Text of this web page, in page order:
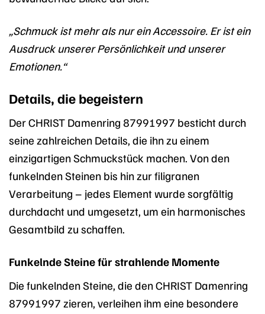
„Schmuck ist mehr als nur ein Accessoire. Er ist ein
Ausdruck unserer Persönlichkeit und unserer
Emotionen.“
Details, die begeistern
Der CHRIST Damenring 87991997 besticht durch
seine zahlreichen Details, die ihn zu einem
einzigartigen Schmuckstück machen. Von den
funkelnden Steinen bis hin zur filigranen
Verarbeitung – jedes Element wurde sorgfältig
durchdacht und umgesetzt, um ein harmonisches
Gesamtbild zu schaffen.
Funkelnde Steine für strahlende Momente
Die funkelnden Steine, die den CHRIST Damenring
87991997 zieren, verleihen ihm eine besondere